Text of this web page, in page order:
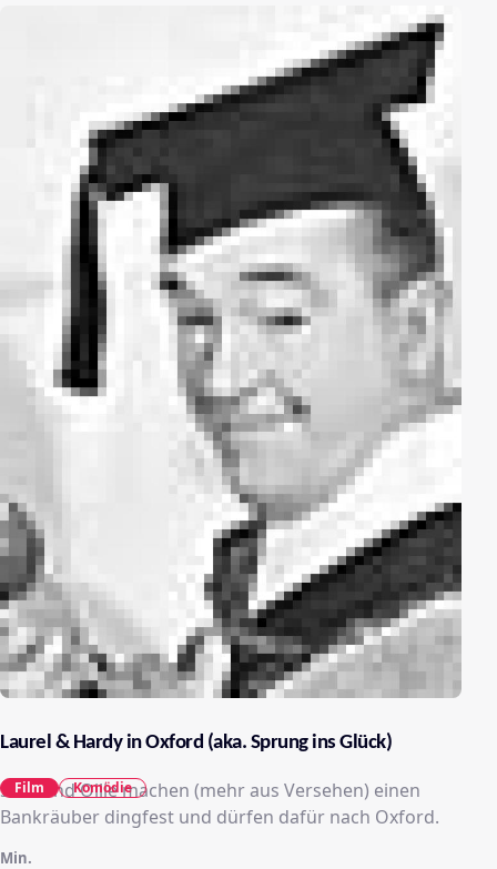
Laurel & Hardy in Oxford (aka. Sprung ins Glück)
Stan und Ollie machen (mehr aus Versehen) einen
Bankräuber dingfest und dürfen dafür nach Oxford.
Min.
Film Komödie